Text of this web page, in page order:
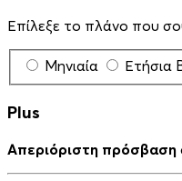
Επίλεξε το πλάνο που
Μηνιαία Ετήσια
Plus
Απεριόριστη πρόσβαση